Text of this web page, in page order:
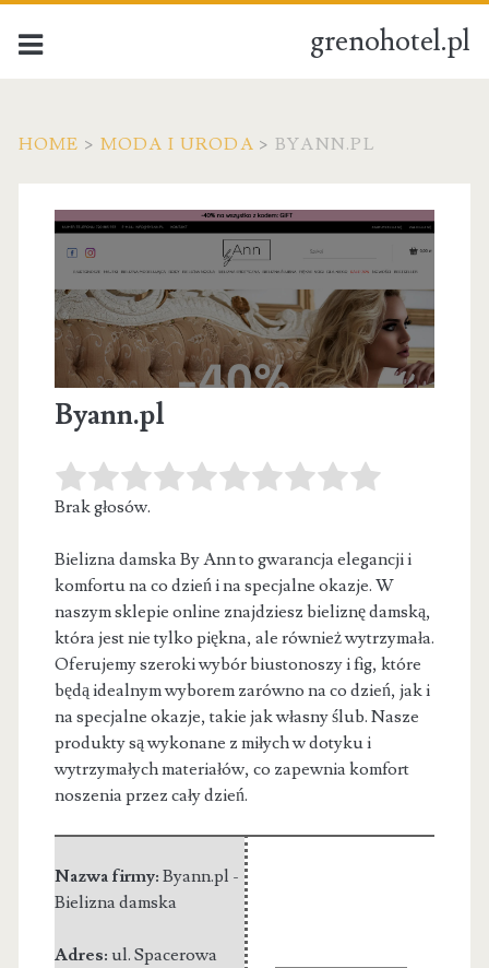
grenohotel.pl
HOME > MODA I URODA > BYANN.PL
Byann.pl
Brak głosów.
Bielizna damska By Ann to gwarancja elegancji i
komfortu na co dzień i na specjalne okazje. W
naszym sklepie online znajdziesz bieliznę damską,
która jest nie tylko piękna, ale również wytrzymała.
Oferujemy szeroki wybór biustonoszy i fig, które
będą idealnym wyborem zarówno na co dzień, jak i
na specjalne okazje, takie jak własny ślub. Nasze
produkty są wykonane z miłych w dotyku i
wytrzymałych materiałów, co zapewnia komfort
noszenia przez cały dzień.
Nazwa firmy: Byann.pl -
Bielizna damska
Adres: ul. Spacerowa